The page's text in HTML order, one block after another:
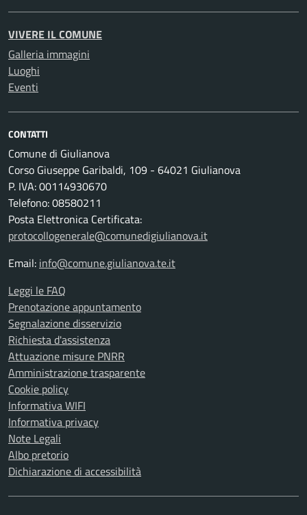
VIVERE IL COMUNE
Galleria immagini
Luoghi
Eventi
CONTATTI
Comune di Giulianova
Corso Giuseppe Garibaldi, 109 - 64021 Giulianova
P. IVA: 00114930670
Telefono: 08580211
Posta Elettronica Certificata:
protocollogenerale@comunedigiulianova.it
Email: info@comune.giulianova.te.it
Leggi le FAQ
Prenotazione appuntamento
Segnalazione disservizio
Richiesta d'assistenza
Attuazione misure PNRR
Amministrazione trasparente
Cookie policy
Informativa WIFI
Informativa privacy
Note Legali
Albo pretorio
Dichiarazione di accessibilità